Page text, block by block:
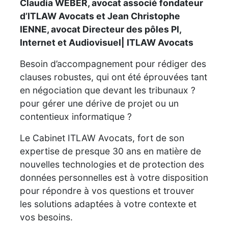
Claudia WEBER, avocat associé fondateur
d’ITLAW Avocats et Jean Christophe
IENNE, avocat Directeur des pôles PI,
Internet et Audiovisuel| ITLAW Avocats
Besoin d’accompagnement pour rédiger des
clauses robustes, qui ont été éprouvées tant
en négociation que devant les tribunaux ?
pour gérer une dérive de projet ou un
contentieux informatique ?
Le Cabinet ITLAW Avocats, fort de son
expertise de presque 30 ans en matière de
nouvelles technologies et de protection des
données personnelles est à votre disposition
pour répondre à vos questions et trouver
les solutions adaptées à votre contexte et
vos besoins.